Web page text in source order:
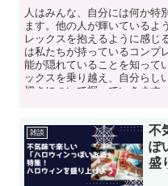
人はみんな、自分には何か特
ます。他の人が輝いているよ
レックスを抱えるように感じ
は私たちが持っているコンプ
能が隠れていることを知って
ックスを乗り越え、自分らし
切さについて探っていきます。
雑談
不
ぽ
盛